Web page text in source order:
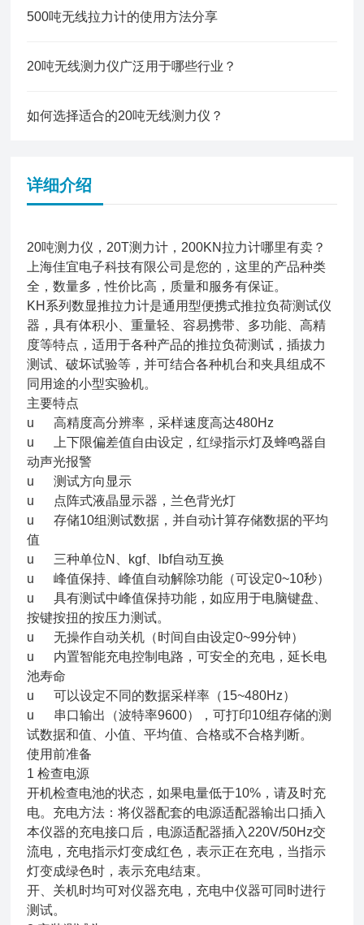
500吨无线拉力计的使用方法分享
20吨无线测力仪广泛用于哪些行业？
如何选择适合的20吨无线测力仪？
详细介绍
20吨测力仪，20T测力计，200KN拉力计哪里有卖？
上海佳宜电子科技有限公司是您的，这里的产品种类
全，数量多，性价比高，质量和服务有保证。
KH系列数显推拉力计是通用型便携式推拉负荷测试仪
器，具有体积小、重量轻、容易携带、多功能、高精
度等特点，适用于各种产品的推拉负荷测试，插拔力
测试、破坏试验等，并可结合各种机台和夹具组成不
同用途的小型实验机。
主要特点
u 高精度高分辨率，采样速度高达480Hz
u 上下限偏差值自由设定，红绿指示灯及蜂鸣器自
动声光报警
u 测试方向显示
u 点阵式液晶显示器，兰色背光灯
u 存储10组测试数据，并自动计算存储数据的平均
值
u 三种单位N、kgf、lbf自动互换
u 峰值保持、峰值自动解除功能（可设定0~10秒）
u 具有测试中峰值保持功能，如应用于电脑键盘、
按键按扭的按压力测试。
u 无操作自动关机（时间自由设定0~99分钟）
u 内置智能充电控制电路，可安全的充电，延长电
池寿命
u 可以设定不同的数据采样率（15~480Hz）
u 串口输出（波特率9600），可打印10组存储的测
试数据和值、小值、平均值、合格或不合格判断。
使用前准备
1 检查电源
开机检查电池的状态，如果电量低于10%，请及时充
电。充电方法：将仪器配套的电源适配器输出口插入
本仪器的充电接口后，电源适配器插入220V/50Hz交
流电，充电指示灯变成红色，表示正在充电，当指示
灯变成绿色时，表示充电结束。
开、关机时均可对仪器充电，充电中仪器可同时进行
测试。